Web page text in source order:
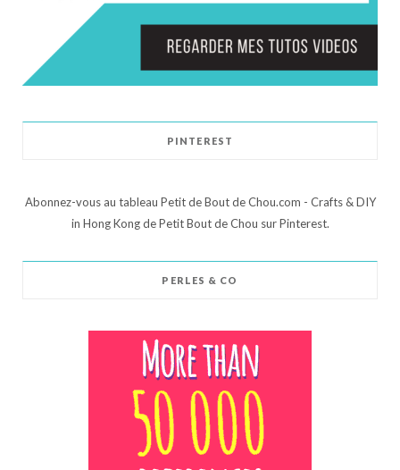
PINTEREST
Abonnez-vous au tableau Petit de Bout de Chou.com - Crafts & DIY
in Hong Kong de Petit Bout de Chou sur Pinterest.
PERLES & CO